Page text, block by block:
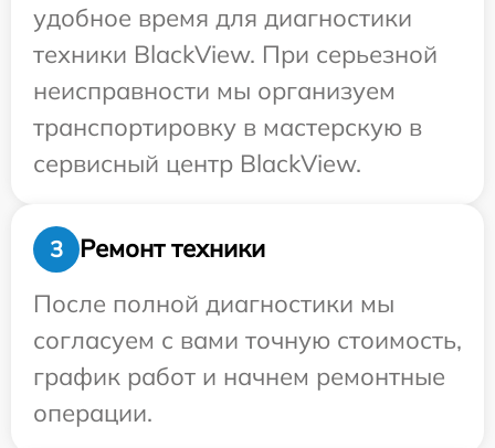
удобное время для диагностики
техники BlackView. При серьезной
неисправности мы организуем
транспортировку в мастерскую в
сервисный центр BlackView.
3
Ремонт техники
После полной диагностики мы
согласуем с вами точную стоимость,
график работ и начнем ремонтные
операции.